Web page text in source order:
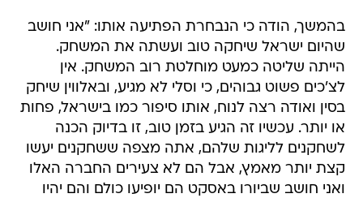
בהמשך, הודה כי הנבחרת הפתיעה אותו: "אני חושב
שהיום ישראל שיחקה טוב ועשתה את המשחק.
הייתה שליטה כמעט מוחלטת רוב המשחק. אין
לצ'כים פשוט גבוהים, כי וסלי לא מגיע, ובאלווין שיחק
בסין ואודה רצה לנוח, אותו סיפור כמו בישראל, פחות
או יותר. עכשיו זה הגיע בזמן טוב, זו בדיוק הכנה
לשחקנים לליגות שלהם, אתה מצפה ששחקנים יעשו
קצת יותר מאמץ, אבל הם לא צעירים החברה האלו
ואני חושב שביורו באסקט הם יופיעו כולם והם יהיו